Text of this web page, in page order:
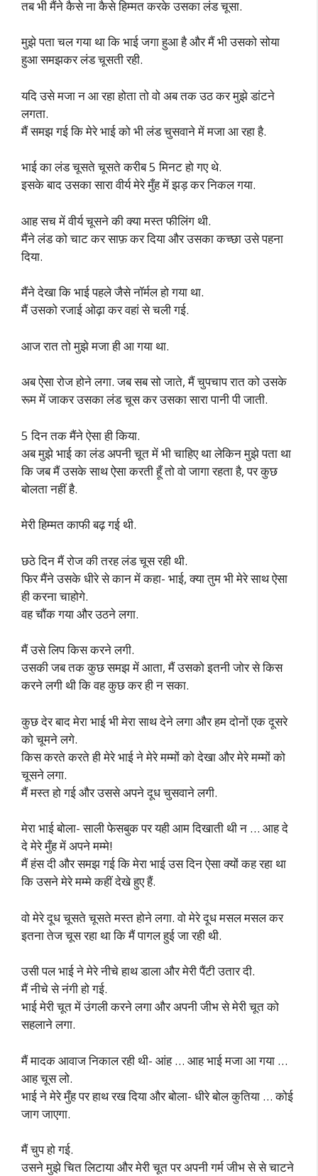
तब भी मैंने कैसे ना कैसे हिम्मत करके उसका लंड चूसा.
मुझे पता चल गया था कि भाई जगा हुआ है और मैं भी उसको सोया
हुआ समझकर लंड चूसती रही.
यदि उसे मजा न आ रहा होता तो वो अब तक उठ कर मुझे डांटने
लगता.
मैं समझ गई कि मेरे भाई को भी लंड चुसवाने में मजा आ रहा है.
भाई का लंड चूसते चूसते करीब 5 मिनट हो गए थे.
इसके बाद उसका सारा वीर्य मेरे मुँह में झड़ कर निकल गया.
आह सच में वीर्य चूसने की क्या मस्त फीलिंग थी.
मैंने लंड को चाट कर साफ़ कर दिया और उसका कच्छा उसे पहना
दिया.
मैंने देखा कि भाई पहले जैसे नॉर्मल हो गया था.
मैं उसको रजाई ओढ़ा कर वहां से चली गई.
आज रात तो मुझे मजा ही आ गया था.
अब ऐसा रोज होने लगा. जब सब सो जाते, मैं चुपचाप रात को उसके
रूम में जाकर उसका लंड चूस कर उसका सारा पानी पी जाती.
5 दिन तक मैंने ऐसा ही किया.
अब मुझे भाई का लंड अपनी चूत में भी चाहिए था लेकिन मुझे पता था
कि जब मैं उसके साथ ऐसा करती हूँ तो वो जागा रहता है, पर कुछ
बोलता नहीं है.
मेरी हिम्मत काफी बढ़ गई थी.
छठे दिन मैं रोज की तरह लंड चूस रही थी.
फिर मैंने उसके धीरे से कान में कहा- भाई, क्या तुम भी मेरे साथ ऐसा
ही करना चाहोगे.
वह चौंक गया और उठने लगा.
मैं उसे लिप किस करने लगी.
उसकी जब तक कुछ समझ में आता, मैं उसको इतनी जोर से किस
करने लगी थी कि वह कुछ कर ही न सका.
कुछ देर बाद मेरा भाई भी मेरा साथ देने लगा और हम दोनों एक दूसरे
को चूमने लगे.
किस करते करते ही मेरे भाई ने मेरे मम्मों को देखा और मेरे मम्मों को
चूसने लगा.
मैं मस्त हो गई और उससे अपने दूध चुसवाने लगी.
मेरा भाई बोला- साली फेसबुक पर यही आम दिखाती थी न … आह दे
दे मेरे मुँह में अपने मम्मे!
मैं हंस दी और समझ गई कि मेरा भाई उस दिन ऐसा क्यों कह रहा था
कि उसने मेरे मम्मे कहीं देखे हुए हैं.
वो मेरे दूध चूसते चूसते मस्त होने लगा. वो मेरे दूध मसल मसल कर
इतना तेज चूस रहा था कि मैं पागल हुई जा रही थी.
उसी पल भाई ने मेरे नीचे हाथ डाला और मेरी पैंटी उतार दी.
मैं नीचे से नंगी हो गई.
भाई मेरी चूत में उंगली करने लगा और अपनी जीभ से मेरी चूत को
सहलाने लगा.
मैं मादक आवाज निकाल रही थी- आंह … आह भाई मजा आ गया …
आह चूस लो.
भाई ने मेरे मुँह पर हाथ रख दिया और बोला- धीरे बोल कुतिया … कोई
जाग जाएगा.
मैं चुप हो गई.
उसने मुझे चित लिटाया और मेरी चूत पर अपनी गर्म जीभ से से चाटने